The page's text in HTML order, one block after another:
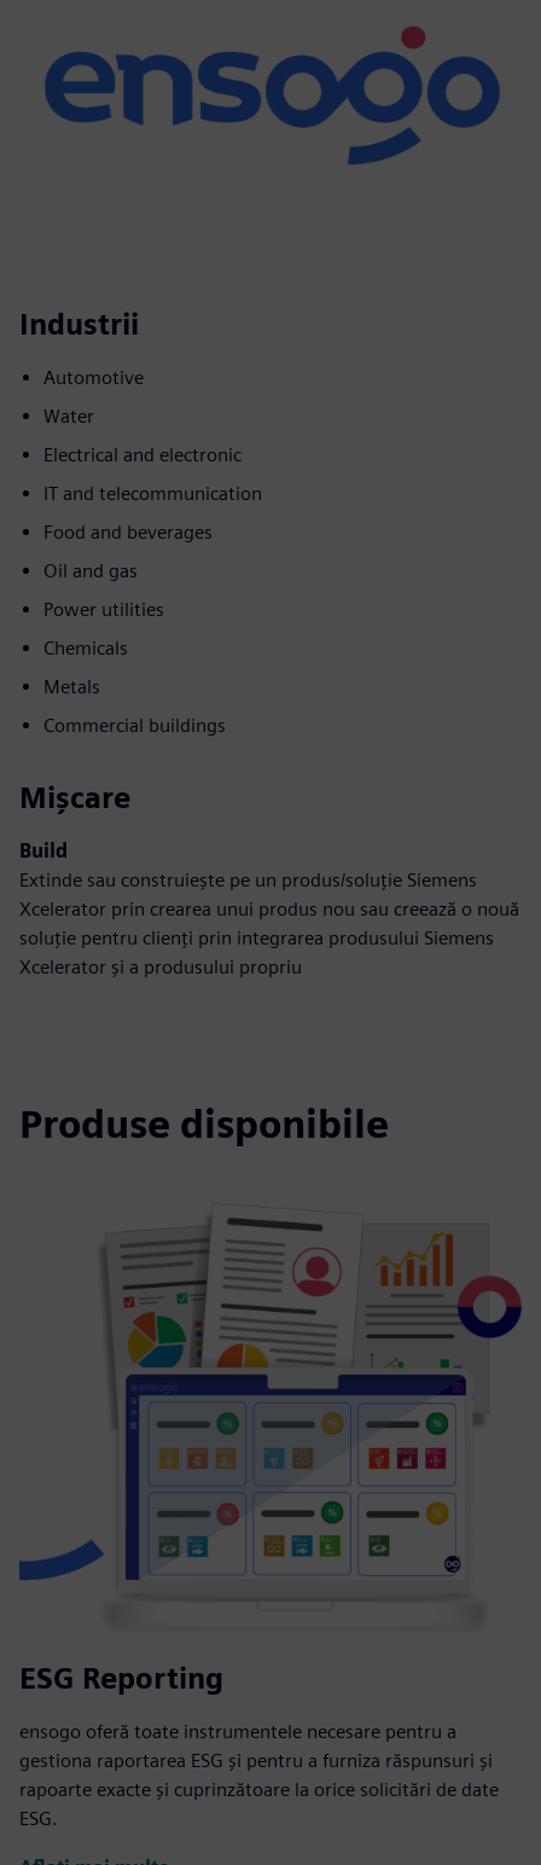
Industrii
Automotive
Water
Electrical and electronic
IT and telecommunication
Food and beverages
Oil and gas
Power utilities
Chemicals
Metals
Commercial buildings
Mișcare
Build
Extinde sau construiește pe un produs/soluție Siemens
Xcelerator prin crearea unui produs nou sau creează o nouă
soluție pentru clienți prin integrarea produsului Siemens
Xcelerator și a produsului propriu
Produse disponibile
ESG Reporting
ensogo oferă toate instrumentele necesare pentru a
gestiona raportarea ESG și pentru a furniza răspunsuri și
rapoarte exacte și cuprinzătoare la orice solicitări de date
ESG.